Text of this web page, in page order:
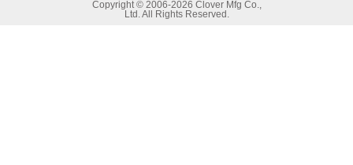
Copyright © 2006-2026 Clover Mfg Co.,
Ltd. All Rights Reserved.